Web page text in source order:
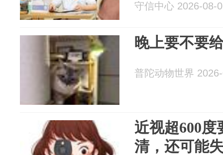
守信中心 2026-08-
晚上要不要
普陀动物世界
近视超600
清，还可能